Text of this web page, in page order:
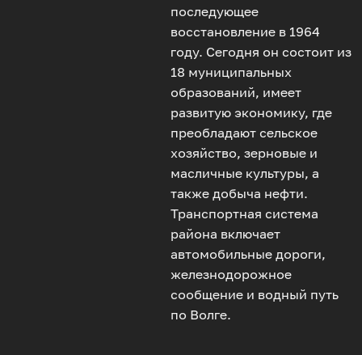
последующее
восстановление в 1964
году. Сегодня он состоит из
18 муниципальных
образований, имеет
развитую экономику, где
преобладают сельское
хозяйство, зерновые и
масличные культуры, а
также добыча нефти.
Транспортная система
района включает
автомобильные дороги,
железнодорожное
сообщение и водный путь
по Волге.